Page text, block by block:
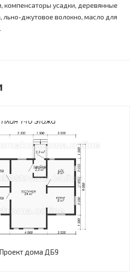
компенсаторы усадки, деревянные
льно-джутовое волокно, масло для
Проект дома ДБ9